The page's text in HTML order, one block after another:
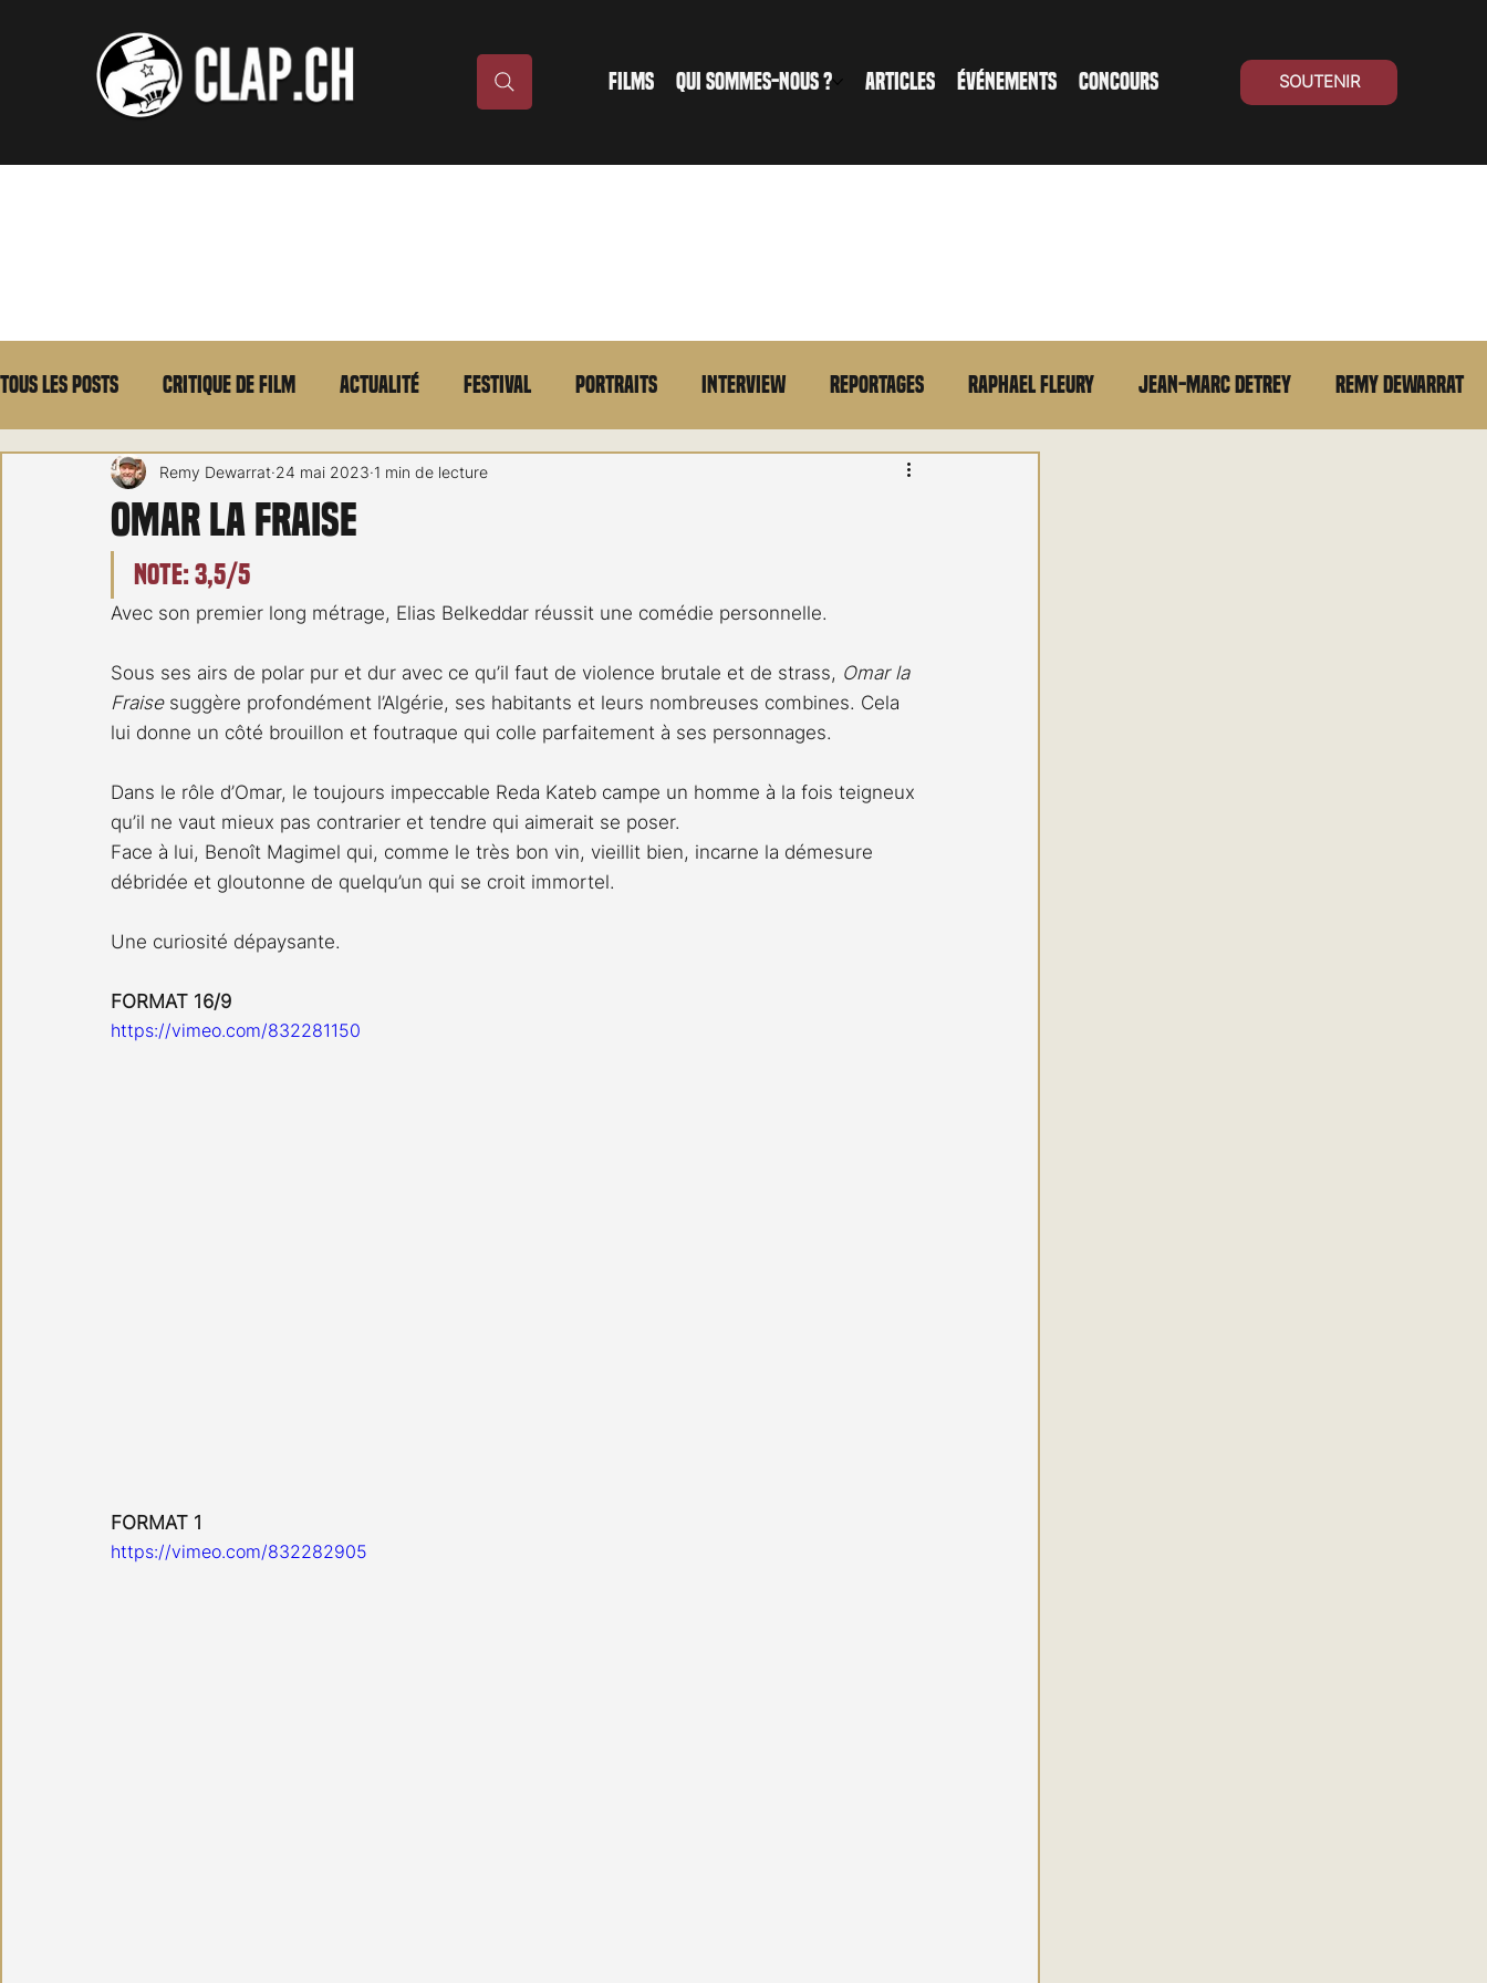
FILMS QUI SOMMES-NOUS ? ARTICLES ÉVÉNEMENTS CONCOURS SOUTENIR
Tous les posts Critique de film Actualité Festival Portraits Interview Reportages Raphael Fleury Jean-Marc Detrey Remy Dewarrat
Max Borg Laurent Scherlen Memento En bref
Carnet noir Open Air
Omar la Fraise
Remy Dewarrat 24 mai 2023 1 min de lecture
Note: 3,5/5
Avec son premier long métrage, Elias Belkeddar réussit une comédie personnelle.
Sous ses airs de polar pur et dur avec ce qu’il faut de violence brutale et de strass, Omar la
Fraise suggère profondément l’Algérie, ses habitants et leurs nombreuses combines. Cela
lui donne un côté brouillon et foutraque qui colle parfaitement à ses personnages.
Dans le rôle d’Omar, le toujours impeccable Reda Kateb campe un homme à la fois teigneux
qu’il ne vaut mieux pas contrarier et tendre qui aimerait se poser.
Face à lui, Benoît Magimel qui, comme le très bon vin, vieillit bien, incarne la démesure
débridée et gloutonne de quelqu’un qui se croit immortel.
Une curiosité dépaysante.
FORMAT 16/9
https://vimeo.com/832281150
FORMAT 1
https://vimeo.com/832282905